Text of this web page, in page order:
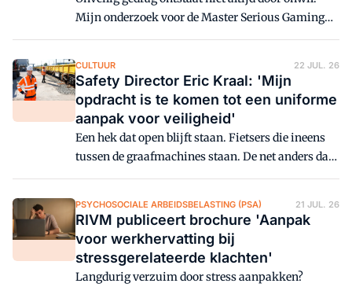
Mijn onderzoek voor de Master Serious Gaming
laat zien hoe serious gaming de invloed van
bespreekbaar maakt bij het werken met
gevaarlijke stoffen.
CULTUUR 22 JUL. 26
Safety Director Eric Kraal: 'Mijn
opdracht is te komen tot een uniforme
aanpak voor veiligheid'
Een hek dat open blijft staan. Fietsers die ineens
tussen de graafmachines staan. De net anders dan
geplande inzet van een kraan. Deze voorbeelden
veiligheid in de bouw kan zijn. Door wisselende
locaties, veel ketenpartners en werkzaamheden
die elkaar voortdurend kruisen.
PSYCHOSOCIALE ARBEIDSBELASTING (PSA) 21 JUL. 26
RIVM publiceert brochure 'Aanpak
voor werkhervatting bij
stressgerelateerde klachten'
Langdurig verzuim door stress aanpakken?